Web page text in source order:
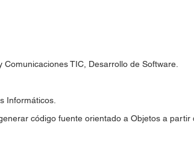
TIC, Desarrollo de Software.
Informáticos.
código fuente orientado a Objetos a